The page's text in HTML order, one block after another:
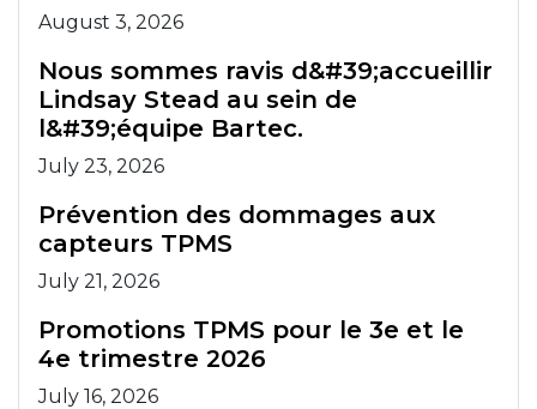
August 3, 2026
Nous sommes ravis d&#39;accueillir
Lindsay Stead au sein de
l&#39;équipe Bartec.
July 23, 2026
Prévention des dommages aux
capteurs TPMS
July 21, 2026
Promotions TPMS pour le 3e et le
4e trimestre 2026
July 16, 2026